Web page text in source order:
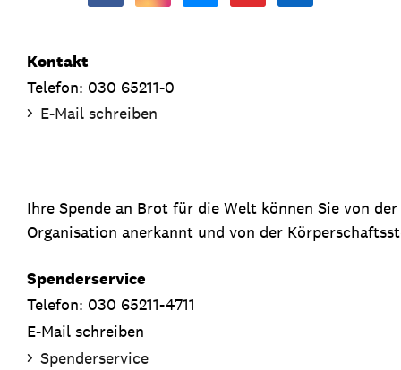
Kontakt
Telefon: 030 65211-0
E-Mail schreiben
Ihre Spende an Brot für die Welt können Sie von
Organisation anerkannt und von der
Spenderservice
Telefon: 030 65211-4711
E-Mail schreiben
Spenderservice